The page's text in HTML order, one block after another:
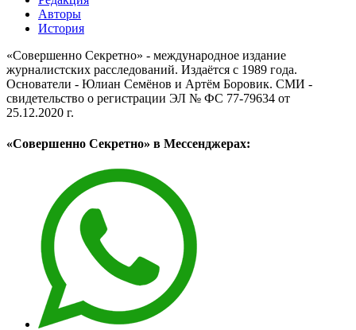
Авторы
История
«Совершенно Секретно» - международное издание
журналистских расследований. Издаётся с 1989 года.
Основатели - Юлиан Семёнов и Артём Боровик. CМИ -
свидетельство о регистрации ЭЛ № ФС 77-79634 от
25.12.2020 г.
«Совершенно Секретно» в Мессенджерах: